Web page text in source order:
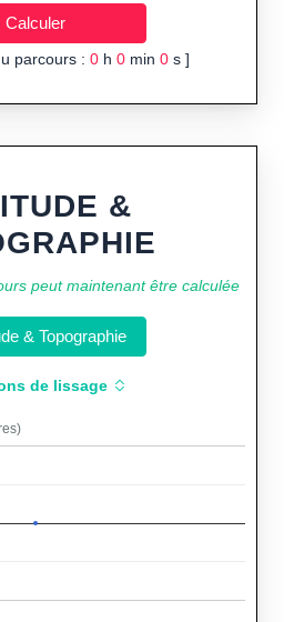
parcours : 0 h 0 min 0 s ]
&
peut maintenant être calculée
Altitude & Topographie
de lissage